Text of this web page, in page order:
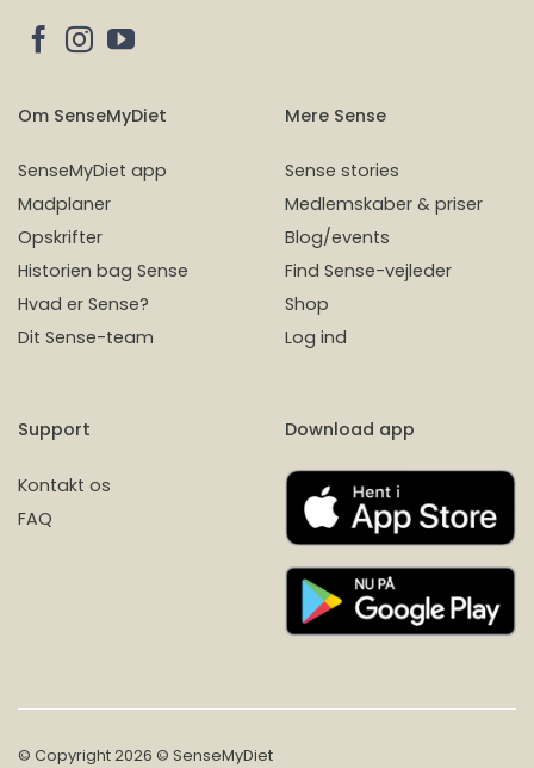
Om SenseMyDiet
SenseMyDiet app
Madplaner
Opskrifter
Historien bag Sense
Hvad er Sense?
Dit Sense-team
Mere Sense
Sense stories
Medlemskaber & priser
Blog/events
Find Sense-vejleder
Shop
Log ind
Support
Kontakt os
FAQ
Download app
© Copyright 2026 © SenseMyDiet